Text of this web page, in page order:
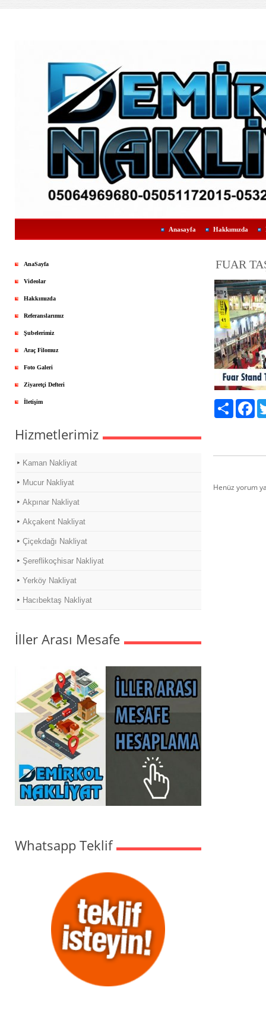
Anasayfa Hakkımızda
AnaSayfa
Videolar
Hakkımızda
Referanslarımız
Şubelerimiz
Araç Filomuz
Foto Galeri
Ziyaretçi Defteri
İletişim
Hizmetlerimiz
Kaman Nakliyat
Mucur Nakliyat
Akpınar Nakliyat
Akçakent Nakliyat
Çiçekdağı Nakliyat
Şereflikoçhisar Nakliyat
Yerköy Nakliyat
Hacıbektaş Nakliyat
İller Arası Mesafe
Whatsapp Teklif
FUAR
Paylaş
Henüz yorum